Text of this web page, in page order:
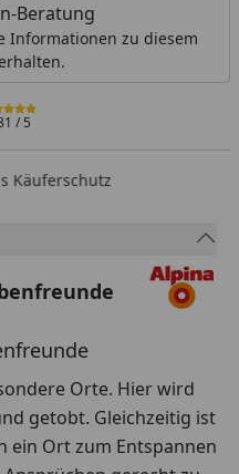
Beratung
Informationen zu diesem
/ 5
Käuferschutz
Orte. Hier wird
getobt. Gleichzeitig ist
ein Ort zum Entspannen